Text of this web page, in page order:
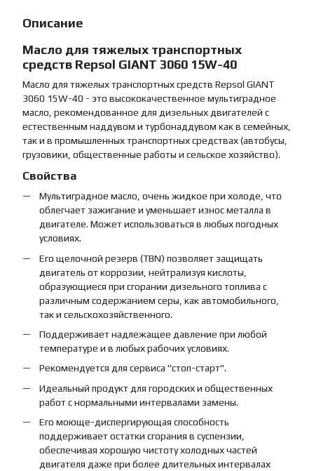
Описание
Масло для тяжелых транспортных
средств Repsol GIANT 3060 15W-40
Масло для тяжелых транспортных средств Repsol GIANT
3060 15W-40 - это высококачественное мультиградное
масло, рекомендованное для дизельных двигателей с
естественным наддувом и турбонаддувом как в семейных,
так и в промышленных транспортных средствах (автобусы,
грузовики, общественные работы и сельское хозяйство).
Свойства
Мультиградное масло, очень жидкое при холоде, что
облегчает зажигание и уменьшает износ металла в
двигателе. Может использоваться в любых погодных
условиях.
Его щелочной резерв (TBN) позволяет защищать
двигатель от коррозии, нейтрализуя кислоты,
образующиеся при сгорании дизельного топлива с
различным содержанием серы, как автомобильного,
так и сельскохозяйственного.
Поддерживает надлежащее давление при любой
температуре и в любых рабочих условиях.
Рекомендуется для сервиса "стоп-старт".
Идеальный продукт для городских и общественных
работ с нормальными интервалами замены.
Его моюще-диспергирующая способность
поддерживает остатки сгорания в суспензии,
обеспечивая хорошую чистоту холодных частей
двигателя даже при более длительных интервалах